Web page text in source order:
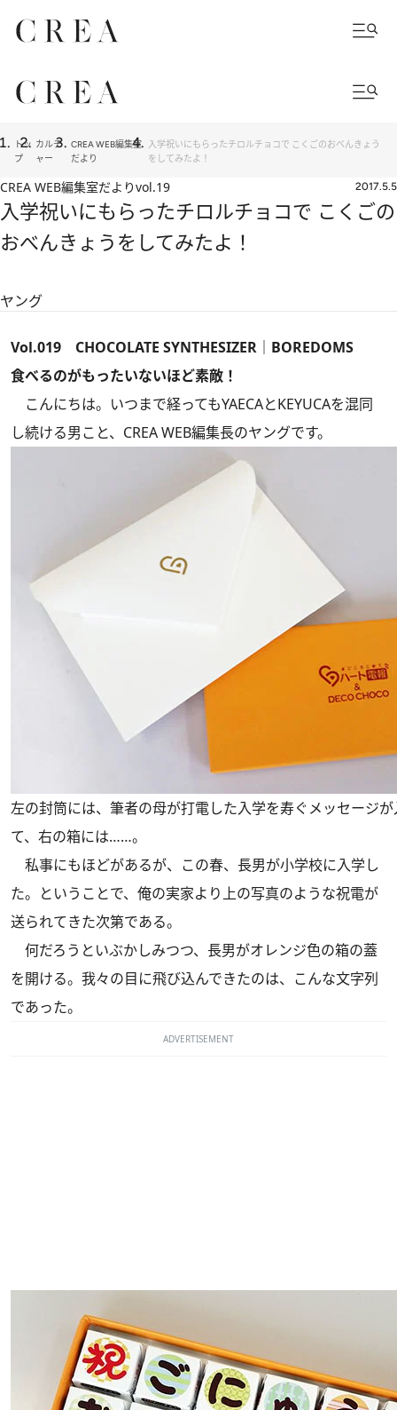
トッ
プ
カルチ
ャー
CREA WEB編集室
だより
入学祝いにもらったチロルチョコで こくごのおべんきょう
をしてみたよ！
CREA WEB編集室だよりvol.19 2017.5.5
入学祝いにもらったチロルチョコで こくごの
おべんきょうをしてみたよ！
ヤング
Vol.019 CHOCOLATE SYNTHESIZER｜BOREDOMS
食べるのがもったいないほど素敵！
こんにちは。いつまで経ってもYAECAとKEYUCAを混同
し続ける男こと、CREA WEB編集長のヤングです。
左の封筒には、筆者の母が打電した入学を寿ぐメッセージ
て、右の箱には……。
私事にもほどがあるが、この春、長男が小学校に入学し
た。ということで、俺の実家より上の写真のような祝電が
送られてきた次第である。
何だろうといぶかしみつつ、長男がオレンジ色の箱の蓋
を開ける。我々の目に飛び込んできたのは、こんな文字列
であった。
ADVERTISEMENT